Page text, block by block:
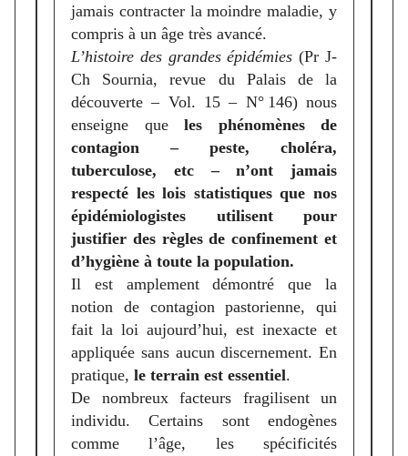
jamais contracter la moindre maladie, y
compris à un âge très avancé.
L’histoire des grandes épidémies (Pr J-
Ch Sournia, revue du Palais de la
découverte – Vol. 15 – N° 146) nous
enseigne que les phénomènes de
contagion – peste, choléra,
tuberculose, etc – n’ont jamais
respecté les lois statistiques que nos
épidémiologistes utilisent pour
justifier des règles de confinement et
d’hygiène à toute la population.
Il est amplement démontré que la
notion de contagion pastorienne, qui
fait la loi aujourd’hui, est inexacte et
appliquée sans aucun discernement. En
pratique, le terrain est essentiel.
De nombreux facteurs fragilisent un
individu. Certains sont endogènes
comme l’âge, les spécificités